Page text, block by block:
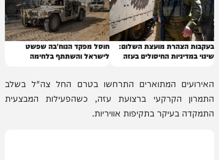
בעקבות הצהרת מועצת השלום:
שינוי במדיניות החיסולים בעזה
חוסל מפקד הנוח'בה שפשט
לישראל והשתתף בלחימה
האירועים המתוארים התרחשו בטרם החל צה"ל בשלב
התמרון הקרקעי ברצועת עזה, כשהפעילות המבצעית
התמקדה בעיקר בתקיפות אוויריות.